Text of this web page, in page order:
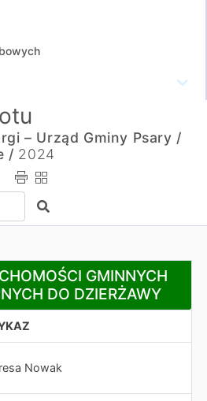
– Urząd Gminy Psary /
/ 2024
Szukaj
GMINNYCHGMINNYCH
DO DZIERŻAWY
Nowak